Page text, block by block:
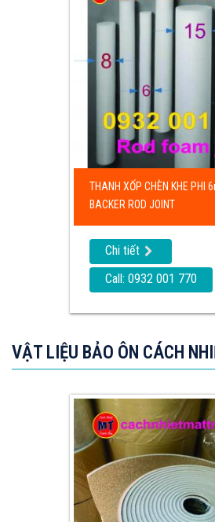
THANH XỐP CHÈN KHE PHI
BACKER ROD JOINT
Chi tiết
Call: 0932 001 770
VẬT LIỆU BẢO ÔN CÁCH